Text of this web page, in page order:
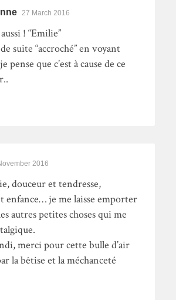
27 March 2016
! “Emilie”
suite “accroché” en voyant
pense que c’est à cause de ce
2016
douceur et tendresse,
enfance… je me laisse emporter
autres petites choses qui me
merci pour cette bulle d’air
la bêtise et la méchanceté